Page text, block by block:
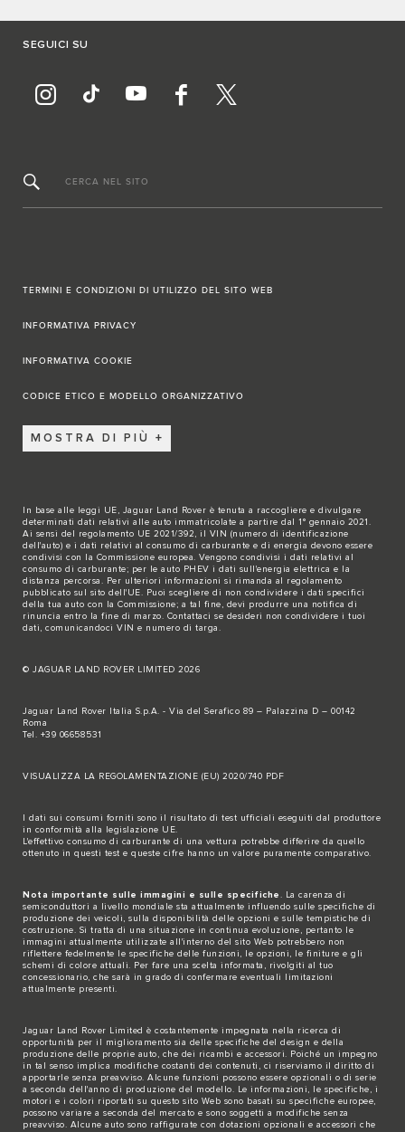
SEGUICI SU
CERCA NEL SITO
TERMINI E CONDIZIONI DI UTILIZZO DEL SITO WEB
INFORMATIVA PRIVACY
INFORMATIVA COOKIE
CODICE ETICO E MODELLO ORGANIZZATIVO
MOSTRA DI PIÙ
In base alle leggi UE, Jaguar Land Rover è tenuta a raccogliere e divulgare
determinati dati relativi alle auto immatricolate a partire dal 1° gennaio 2021.
Ai sensi del regolamento UE 2021/392, il VIN (numero di identificazione
dell'auto) e i dati relativi al consumo di carburante e di energia devono essere
condivisi con la Commissione europea. Vengono condivisi i dati relativi al
consumo di carburante; per le auto PHEV i dati sull'energia elettrica e la
distanza percorsa. Per ulteriori informazioni si rimanda al regolamento
pubblicato sul sito dell'UE . Puoi scegliere di non condividere i dati specifici
della tua auto con la Commissione; a tal fine, devi produrre una notifica di
rinuncia entro la fine di marzo. Contattaci se desideri non condividere i tuoi
dati, comunicandoci VIN e numero di targa.
© JAGUAR LAND ROVER LIMITED 2026
Jaguar Land Rover Italia S.p.A. - Via del Serafico 89 – Palazzina D – 00142
Roma
Tel. +39 06658531
VISUALIZZA LA REGOLAMENTAZIONE (EU) 2020/740 PDF
I dati sui consumi forniti sono il risultato di test ufficiali eseguiti dal produttore
in conformità alla legislazione UE.
L'effettivo consumo di carburante di una vettura potrebbe differire da quello
ottenuto in questi test e queste cifre hanno un valore puramente comparativo.
Nota importante sulle immagini e sulle specifiche
. La carenza di
semiconduttori a livello mondiale sta attualmente influendo sulle specifiche di
produzione dei veicoli, sulla disponibilità delle opzioni e sulle tempistiche di
costruzione. Si tratta di una situazione in continua evoluzione, pertanto le
immagini attualmente utilizzate all'interno del sito Web potrebbero non
riflettere fedelmente le specifiche delle funzioni, le opzioni, le finiture e gli
schemi di colore attuali. Per fare una scelta informata, rivolgiti al tuo
concessionario, che sarà in grado di confermare eventuali limitazioni
attualmente presenti.
Jaguar Land Rover Limited è costantemente impegnata nella ricerca di
opportunità per il miglioramento sia delle specifiche del design e della
produzione delle proprie auto, che dei ricambi e accessori. Poiché un impegno
in tal senso implica modifiche costanti dei contenuti, ci riserviamo il diritto di
apportarle senza preavviso. Alcune funzioni possono essere opzionali o di serie
a seconda dell'anno di produzione del modello. Le informazioni, le specifiche, i
motori e i colori riportati su questo sito Web sono basati su specifiche europee,
possono variare a seconda del mercato e sono soggetti a modifiche senza
preavviso. Alcune auto sono raffigurate con dotazioni opzionali e accessori che